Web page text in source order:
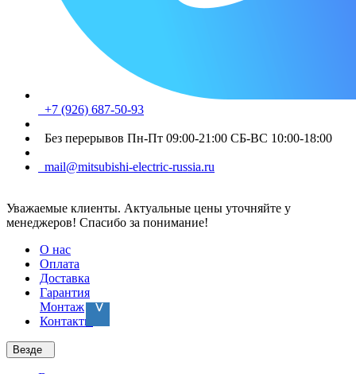
+7 (926) 687-50-93
Без перерывов Пн-Пт 09:00-21:00 СБ-ВС 10:00-18:00
mail@mitsubishi-electric-russia.ru
Уважаемые клиенты. Актуальные цены уточняйте у
менеджеров! Спасибо за понимание!
О нас
Оплата
Доставка
Гарантия
Монтаж
Контакты
Везде